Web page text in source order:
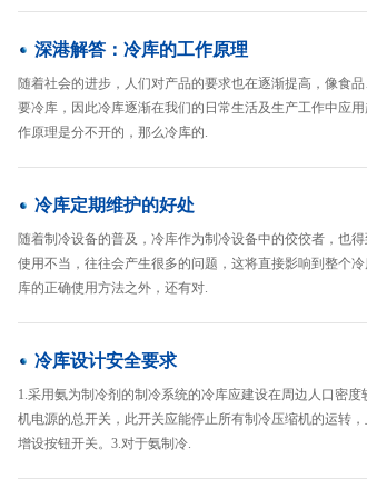
深港解答：冷库的工作原理
随着社会的进步，人们对产品的要求也在逐渐提高，像食
要冷库，因此冷库逐渐在我们的日常生活及生产工作中应
作原理是分不开的，那么冷库的.
冷库定期维护的好处
随着制冷设备的普及，冷库作为制冷设备中的佼佼者，也
使用不当，往往会产生很多的问题，这将直接影响到整个
库的正确使用方法之外，还有对.
冷库设计安全要求
1.采用氨为制冷剂的制冷系统的冷库应建设在周边人口密
机电源的总开关，此开关应能停止所有制冷压缩机的运转
增设按钮开关。3.对于氨制冷.